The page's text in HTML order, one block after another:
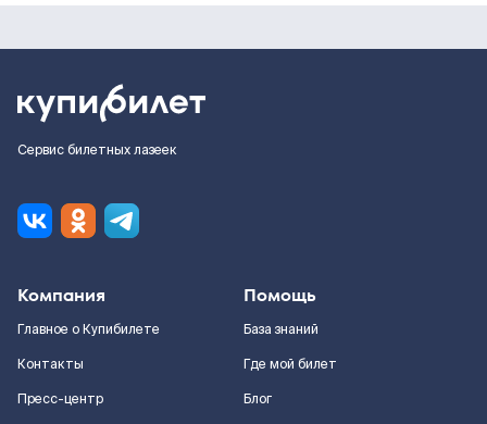
Сервис билетных лазеек
Компания
Главное о Купибилете
Контакты
Пресс-центр
Помощь
База знаний
Где мой билет
Блог